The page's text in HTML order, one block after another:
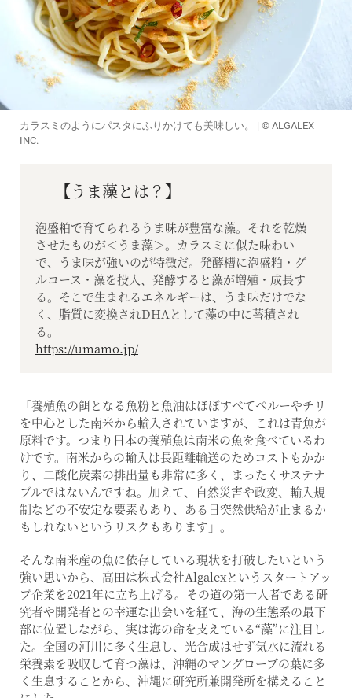
カラスミのようにパスタにふりかけても美味しい。 | © ALGALEX
INC.
【うま藻とは？】
泡盛粕で育てられるうま味が豊富な藻。それを乾燥
させたものが＜うま藻＞。カラスミに似た味わい
で、うま味が強いのが特徴だ。発酵槽に泡盛粕・グ
ルコース・藻を投入、発酵すると藻が増殖・成長す
る。そこで生まれるエネルギーは、うま味だけでな
く、脂質に変換されDHAとして藻の中に蓄積され
る。
https://umamo.jp/
「養殖魚の餌となる魚粉と魚油はほぼすべてペルーやチリ
を中心とした南米から輸入されていますが、これは青魚が
原料です。つまり日本の養殖魚は南米の魚を食べているわ
けです。南米からの輸入は長距離輸送のためコストもかか
り、二酸化炭素の排出量も非常に多く、まったくサステナ
ブルではないんですね。加えて、自然災害や政変、輸入規
制などの不安定な要素もあり、ある日突然供給が止まるか
もしれないというリスクもあります」。
そんな南米産の魚に依存している現状を打破したいという
強い思いから、高田は株式会社Algalexというスタートアッ
プ企業を2021年に立ち上げる。その道の第一人者である研
究者や開発者との幸運な出会いを経て、海の生態系の最下
部に位置しながら、実は海の命を支えている“藻”に注目し
た。全国の河川に多く生息し、光合成はせず気水に流れる
栄養素を吸収して育つ藻は、沖縄のマングローブの葉に多
く生息することから、沖縄に研究所兼開発所を構えること